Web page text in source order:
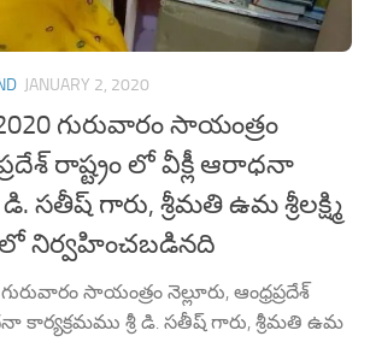
JANUARY 2, 2020
గురువారం సాయంత్రం
రాష్ట్రం లో వీక్లీ ఆరాధనా
డి. సతీష్ గారు, శ్రీమతి ఉమ శ్రీలక్ష్మి
లో నిర్వహించబడినది
సాయంత్రం నెల్లూరు, ఆంధ్రప్రదేశ్
కార్యక్రమము శ్రీ డి. సతీష్ గారు, శ్రీమతి ఉమ